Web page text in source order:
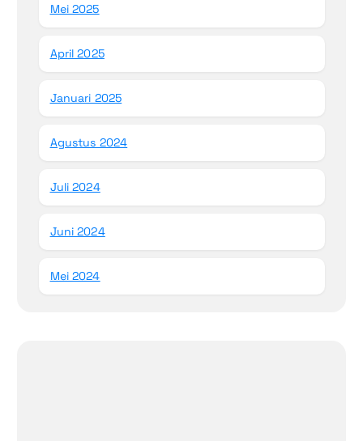
Mei 2025
April 2025
Januari 2025
Agustus 2024
Juli 2024
Juni 2024
Mei 2024